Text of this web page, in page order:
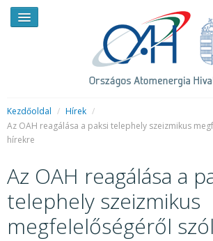
HÍREK
RENDKÍVÜLI HÍREK
SAJTÓSZOBA
HIRDETMÉNYEK
Kezdőoldal / Hírek /
Az OAH reagálása a paksi telephely szeizmikus
hírekre
Az OAH reagálása a
telephely szeizmikus
megfelelőségéről